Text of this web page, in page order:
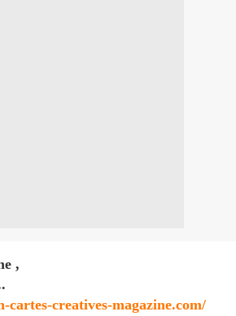
,
cartes-creatives-magazine.com/